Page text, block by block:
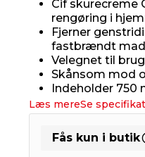
Cif skurecreme
rengøring i
Fjerner
fastbrændt
Velegnet til
Skånsom mod
Indeholder 750
Læs mereSe
Fås kun i butik